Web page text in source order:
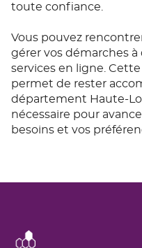
toute confiance.
Vous pouvez
gérer vos démarches à
services en ligne.
permet de rester
département Haute-
nécessaire pour
besoins et vos